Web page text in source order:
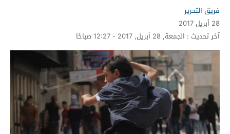
فريق التحرير
28 أبريل 2017
آخر تحديث : الجمعة, 28 أبريل, 2017 - 12:27 صباحًا